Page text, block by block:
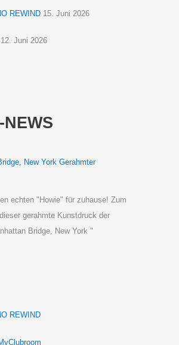
REWIND 15. Juni 2026
12. Juni 2026
echten "Howie" für zuhause! Zum
gerahmte Kunstdruck der
Bridge, New York "
REWIND